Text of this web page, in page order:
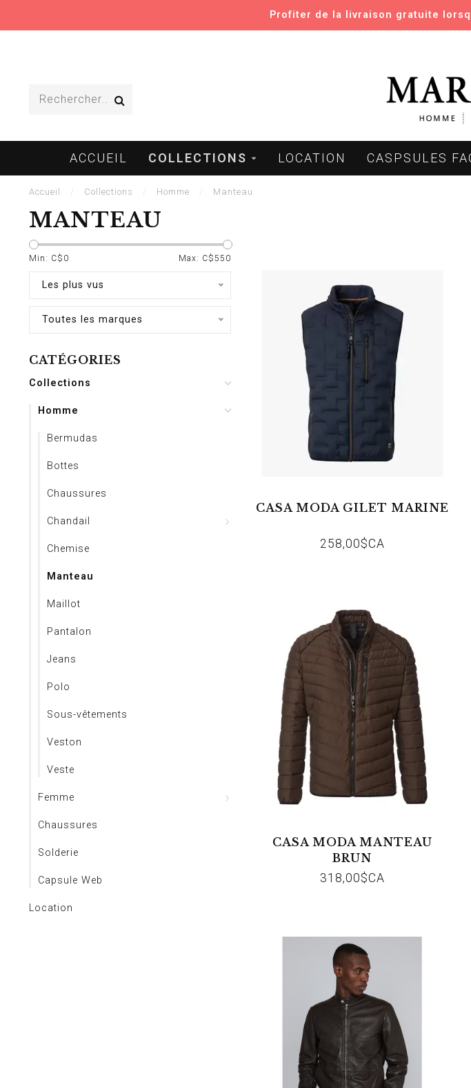
Profiter de la livraison gratuite
ACCUEIL COLLECTIONS LOCATION CASPSULES
Accueil Collections Homme Manteau
MANTEAU
Min: C$ 0 Max: C$550
Les plus vus
Toutes les marques
CATÉGORIES
Collections
Homme
Bermudas
Bottes
Chaussures
Chandail
Chemise
Manteau
Maillot
Pantalon
Jeans
Polo
Sous-vêtements
Veston
Veste
Femme
Chaussures
Solderie
Capsule Web
Location
CASA MODA GILET MARINE
258,00$CA
CASA MODA MANTEAU
BRUN
318,00$CA